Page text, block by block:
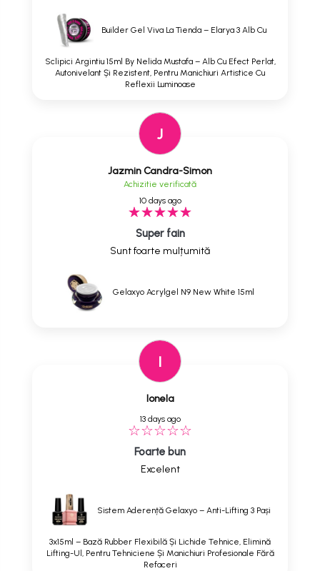
Builder Gel Viva La Tienda – Elarya 3 Alb Cu
Sclipici Argintiu 15ml By Nelida Mustafa – Alb Cu Efect Perlat,
Autonivelant Și Rezistent, Pentru Manichiuri Artistice Cu
Reflexii Luminoase
J
Jazmin Candra-Simon
Achizitie verificată
10 days ago
Super fain
Sunt foarte mulțumită
Gelaxyo Acrylgel N9 New White 15ml
I
Ionela
13 days ago
Foarte bun
Excelent
Sistem Aderență Gelaxyo – Anti-Lifting 3 Pași
3x15ml – Bază Rubber Flexibilă Și Lichide Tehnice, Elimină
Lifting-Ul, Pentru Tehniciene Și Manichiuri Profesionale Fără
Refaceri